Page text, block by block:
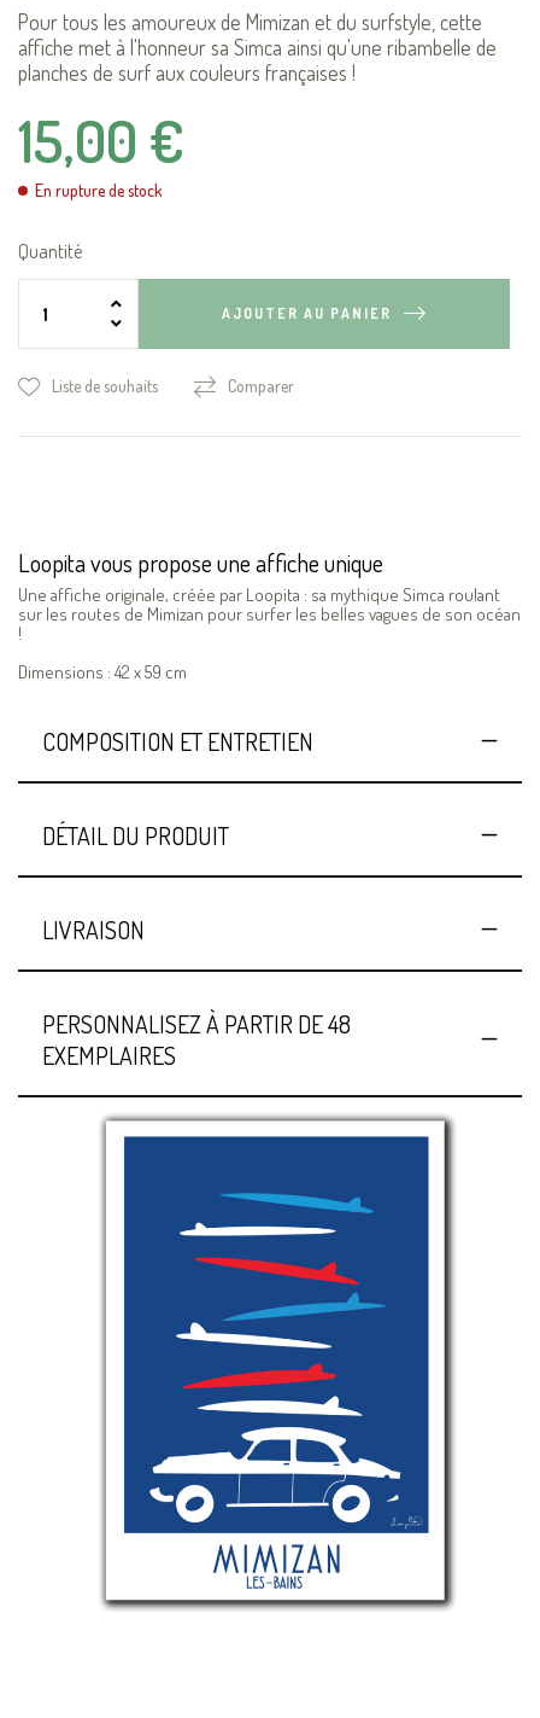
Pour tous les amoureux de Mimizan et du surfstyle, cette
affiche met à l'honneur sa Simca ainsi qu'une ribambelle de
planches de surf aux couleurs françaises !
15,00 €
En rupture de stock
Quantité
AJOUTER AU PANIER
Liste de souhaits Comparer
Loopita vous propose une affiche unique
Une affiche originale, créée par Loopita : sa mythique Simca roulant
sur les routes de Mimizan pour surfer les belles vagues de son océan
!
Dimensions : 42 x 59 cm
COMPOSITION ET ENTRETIEN
DÉTAIL DU PRODUIT
LIVRAISON
PERSONNALISEZ À PARTIR DE 48
EXEMPLAIRES